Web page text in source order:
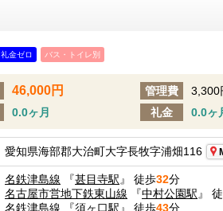
礼金ゼロ バス・トイレ別
46,000円 管理費
3,300
0.0ヶ月 礼金 0.0ヶ
愛知県海部郡大治町大字長牧字浦畑116
名鉄津島線 『甚目寺駅 』 徒歩32分
名古屋市営地下鉄東山線 『中村公園駅 』
名鉄津島線 『須ヶ口駅 』 徒歩43分